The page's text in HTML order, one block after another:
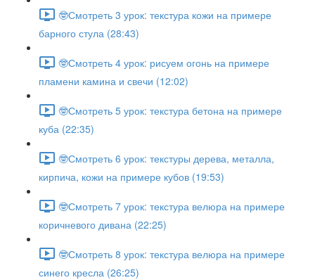
🤓Смотреть 3 урок: текстура кожи на примере
барного стула (28:43)
🤓Смотреть 4 урок: рисуем огонь на примере
пламени камина и свечи (12:02)
🤓Смотреть 5 урок: текстура бетона на примере
куба (22:35)
🤓Смотреть 6 урок: текстуры дерева, металла,
кирпича, кожи на примере кубов (19:53)
🤓Смотреть 7 урок: текстура велюра на примере
коричневого дивана (22:25)
🤓Смотреть 8 урок: текстура велюра на примере
синего кресла (26:25)